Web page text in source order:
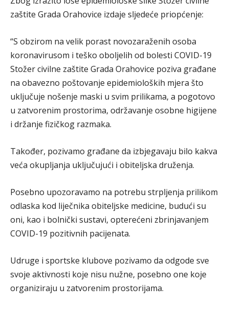
zaštite Grada Orahovice izdaje sljedeće priopćenje:
“S obzirom na velik porast novozaraženih osoba
koronavirusom i teško oboljelih od bolesti COVID-19
Stožer civilne zaštite Grada Orahovice poziva građane
na obavezno poštovanje epidemioloških mjera što
uključuje nošenje maski u svim prilikama, a pogotovo
u zatvorenim prostorima, održavanje osobne higijene
i držanje fizičkog razmaka.
Također, pozivamo građane da izbjegavaju bilo kakva
veća okupljanja uključujući i obiteljska druženja.
Posebno upozoravamo na potrebu strpljenja prilikom
odlaska kod liječnika obiteljske medicine, budući su
oni, kao i bolnički sustavi, opterećeni zbrinjavanjem
COVID-19 pozitivnih pacijenata.
Udruge i sportske klubove pozivamo da odgode sve
svoje aktivnosti koje nisu nužne, posebno one koje
organiziraju u zatvorenim prostorijama.